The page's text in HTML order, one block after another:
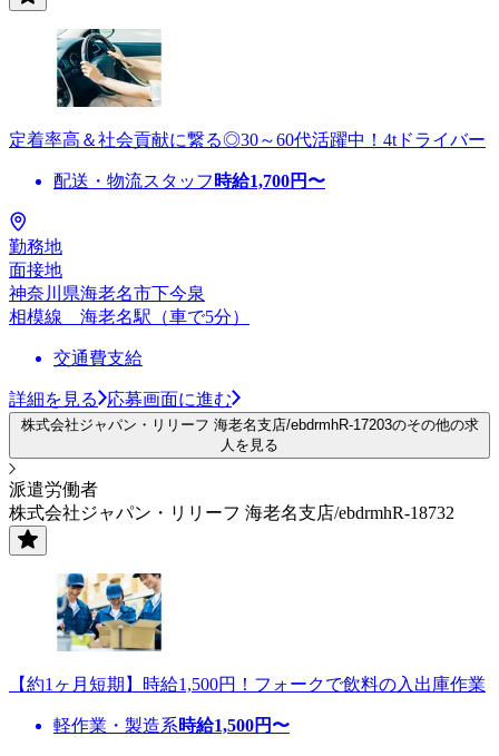
定着率高＆社会貢献に繋る◎30～60代活躍中！4tドライバー
配送・物流スタッフ 時給1,700円〜
勤務地
面接地
神奈川県海老名市下今泉
相模線 海老名駅（車で5分）
交通費支給
詳細を見る 応募画面に進む
株式会社ジャパン・リリーフ 海老名支店/ebdrmhR-17203のその他の求
人を見る
派遣労働者
株式会社ジャパン・リリーフ 海老名支店/ebdrmhR-18732
【約1ヶ月短期】時給1,500円！フォークで飲料の入出庫作業
軽作業・製造系時給1,500円〜